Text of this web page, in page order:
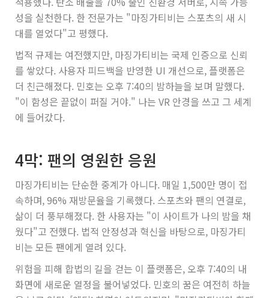
성을 실천한다. 한 전문가는 "마징가티비는 스포츠의 새 시
대를 열었다"고 평했다.
법적 규제는 여전했지만, 마징가티비는 국제 인증으로 신뢰
를 쌓았다. 사용자 피드백을 반영한 UI 개선으로, 플랫폼은
더 친근해졌다. 민호는 오후 7:40의 밤하늘을 보며 말했다.
"이 함성은 끝없이 퍼질 거야." 나는 VR 안경을 쓰고 그 세계
에 들어갔다.
4막: 팬의 영원한 응원
마징가티비는 단순한 중계가 아니다. 매일 1,500만 명이 접
속하며, 96% 재방문율을 기록했다. 스포츠와 팬의 연결로,
삶이 더 풍부해졌다. 한 사용자는 "이 사이트가 나의 밤을 채
웠다"고 전했다. 법적 안정성과 혁신을 바탕으로, 마징가티
비는 모든 팬에게 열려 있다.
위험을 피해 합법의 길을 걷는 이 플랫폼은, 오후 7:40의 내
화면에 새로운 열정을 불어넣었다. 민호의 꿈은 여전히 하늘